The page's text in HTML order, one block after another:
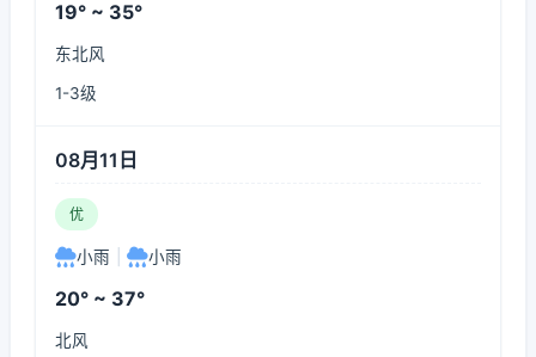
19° ~ 35°
东北风
1-3级
08月11日
优
小雨 小雨
20° ~ 37°
北风